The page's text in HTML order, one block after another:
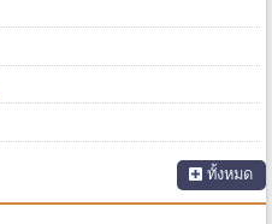
ทั้งหมด